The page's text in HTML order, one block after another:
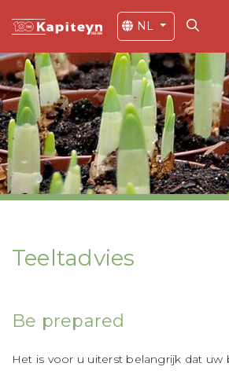
NL
Teeltadvies
Be prepared
Het is voor u uiterst belangrijk dat